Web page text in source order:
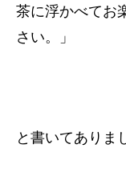
茶に浮かべてお
さい。」
と書いてありま